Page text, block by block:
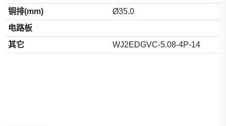
铜排(mm)
Ø35.0
电路板
其它
WJ2EDGVC-5.08-4P-14